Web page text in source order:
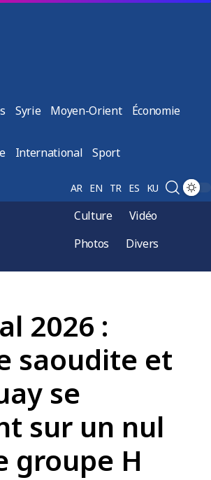
Syrie Moyen-Orient Économie
International Sport
AR EN TR ES KU
Culture
Vidéo
Photos
Divers
2026 :
saoudite et
se
sur un nul
groupe H